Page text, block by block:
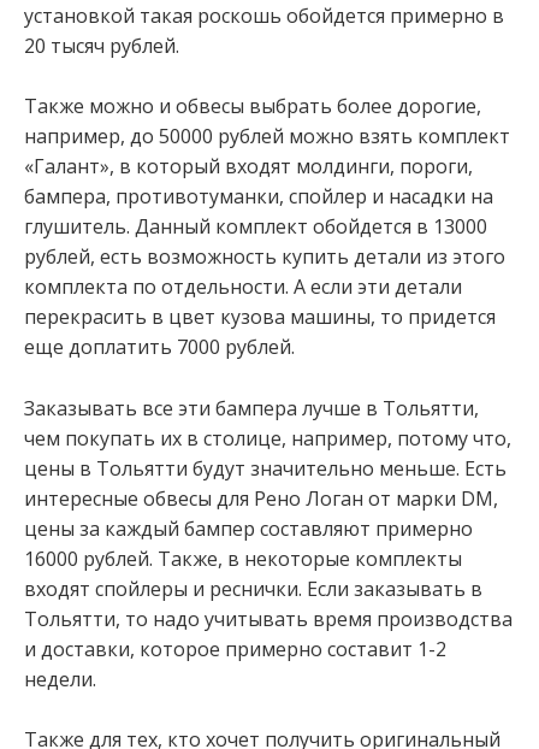
установкой такая роскошь обойдется примерно в
20 тысяч рублей.
Также можно и обвесы выбрать более дорогие,
например, до 50000 рублей можно взять комплект
«Галант», в который входят молдинги, пороги,
бампера, противотуманки, спойлер и насадки на
глушитель. Данный комплект обойдется в 13000
рублей, есть возможность купить детали из этого
комплекта по отдельности. А если эти детали
перекрасить в цвет кузова машины, то придется
еще доплатить 7000 рублей.
Заказывать все эти бампера лучше в Тольятти,
чем покупать их в столице, например, потому что,
цены в Тольятти будут значительно меньше. Есть
интересные обвесы для Рено Логан от марки DM,
цены за каждый бампер составляют примерно
16000 рублей. Также, в некоторые комплекты
входят спойлеры и реснички. Если заказывать в
Тольятти, то надо учитывать время производства
и доставки, которое примерно составит 1-2
недели.
Также для тех, кто хочет получить оригинальный